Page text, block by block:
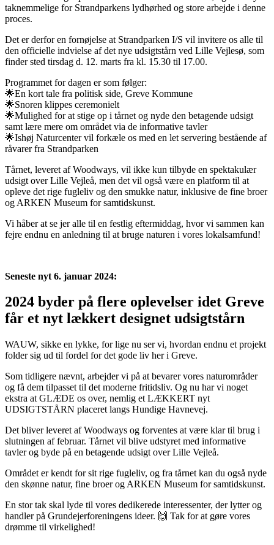
taknemmelige for Strandparkens lydhørhed og store arbejde i denne
proces.
Det er derfor en fornøjelse at Strandparken I/S vil invitere os alle til
den officielle indvielse af det nye udsigtstårn ved Lille Vejlesø, som
finder sted tirsdag d. 12. marts fra kl. 15.30 til 17.00.
Programmet for dagen er som følger:
🌟En kort tale fra politisk side, Greve Kommune
🌟Snoren klippes ceremonielt
🌟Mulighed for at stige op i tårnet og nyde den betagende udsigt
samt lære mere om området via de informative tavler
🌟Ishøj Naturcenter vil forkæle os med en let servering bestående af
råvarer fra Strandparken
Tårnet, leveret af Woodways, vil ikke kun tilbyde en spektakulær
udsigt over Lille Vejleå, men det vil også være en platform til at
opleve det rige fugleliv og den smukke natur, inklusive de fine broer
og ARKEN Museum for samtidskunst.
Vi håber at se jer alle til en festlig eftermiddag, hvor vi sammen kan
fejre endnu en anledning til at bruge naturen i vores lokalsamfund!
Seneste nyt 6. januar 2024:
2024 byder på flere oplevelser idet Greve
får et nyt lækkert designet udsigtstårn
WAUW, sikke en lykke, for lige nu ser vi, hvordan endnu et projekt
folder sig ud til fordel for det gode liv her i Greve.
Som tidligere nævnt, arbejder vi på at bevarer vores naturområder
og få dem tilpasset til det moderne fritidsliv. Og nu har vi noget
ekstra at GLÆDE os over, nemlig et LÆKKERT nyt
UDSIGTSTÅRN placeret langs Hundige Havnevej.
Det bliver leveret af Woodways og forventes at være klar til brug i
slutningen af februar. Tårnet vil blive udstyret med informative
tavler og byde på en betagende udsigt over Lille Vejleå.
Området er kendt for sit rige fugleliv, og fra tårnet kan du også nyde
den skønne natur, fine broer og ARKEN Museum for samtidskunst.
En stor tak skal lyde til vores dedikerede interessenter, der lytter og
handler på Grundejerforeningens ideer. 🙌 Tak for at gøre vores
drømme til virkelighed!